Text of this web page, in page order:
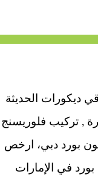
ديكورات الحديثة
, تركيب فلوريسنج
بورد دبي، ارخص
في الإمارات